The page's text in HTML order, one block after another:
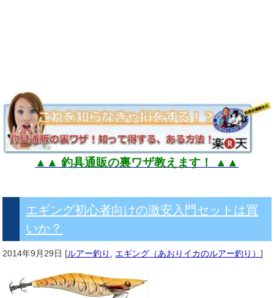
▲▲ 釣具通販の裏ワザ教えます！ ▲▲
エギング初心者向けの激安入門セットは買
いか？
2014年9月29日 [ルアー釣り エギング（あおりイカのルアー釣り）]